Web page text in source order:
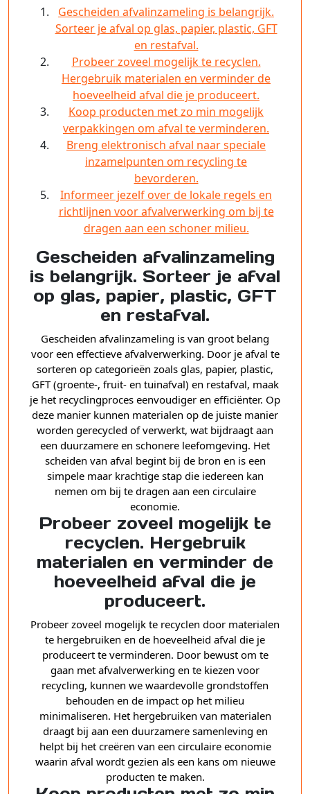
Gescheiden afvalinzameling is belangrijk.
Sorteer je afval op glas, papier, plastic, GFT
en restafval.
Probeer zoveel mogelijk te recyclen.
Hergebruik materialen en verminder de
hoeveelheid afval die je produceert.
Koop producten met zo min mogelijk
verpakkingen om afval te verminderen.
Breng elektronisch afval naar speciale
inzamelpunten om recycling te
bevorderen.
Informeer jezelf over de lokale regels en
richtlijnen voor afvalverwerking om bij te
dragen aan een schoner milieu.
Gescheiden afvalinzameling
is belangrijk. Sorteer je afval
op glas, papier, plastic, GFT
en restafval.
Gescheiden afvalinzameling is van groot belang
voor een effectieve afvalverwerking. Door je afval te
sorteren op categorieën zoals glas, papier, plastic,
GFT (groente-, fruit- en tuinafval) en restafval, maak
je het recyclingproces eenvoudiger en efficiënter. Op
deze manier kunnen materialen op de juiste manier
worden gerecycled of verwerkt, wat bijdraagt aan
een duurzamere en schonere leefomgeving. Het
scheiden van afval begint bij de bron en is een
simpele maar krachtige stap die iedereen kan
nemen om bij te dragen aan een circulaire
economie.
Probeer zoveel mogelijk te
recyclen. Hergebruik
materialen en verminder de
hoeveelheid afval die je
produceert.
Probeer zoveel mogelijk te recyclen door materialen
te hergebruiken en de hoeveelheid afval die je
produceert te verminderen. Door bewust om te
gaan met afvalverwerking en te kiezen voor
recycling, kunnen we waardevolle grondstoffen
behouden en de impact op het milieu
minimaliseren. Het hergebruiken van materialen
draagt bij aan een duurzamere samenleving en
helpt bij het creëren van een circulaire economie
waarin afval wordt gezien als een kans om nieuwe
producten te maken.